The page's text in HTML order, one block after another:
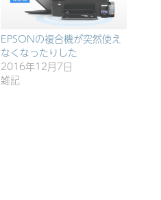
EPSONの複合機が突然使え
なくなったりした
2016年12月7日
雑記